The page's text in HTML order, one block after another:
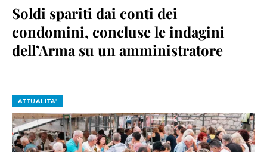
Soldi spariti dai conti dei
condomini, concluse le indagini
dell’Arma su un amministratore
ATTUALITA'